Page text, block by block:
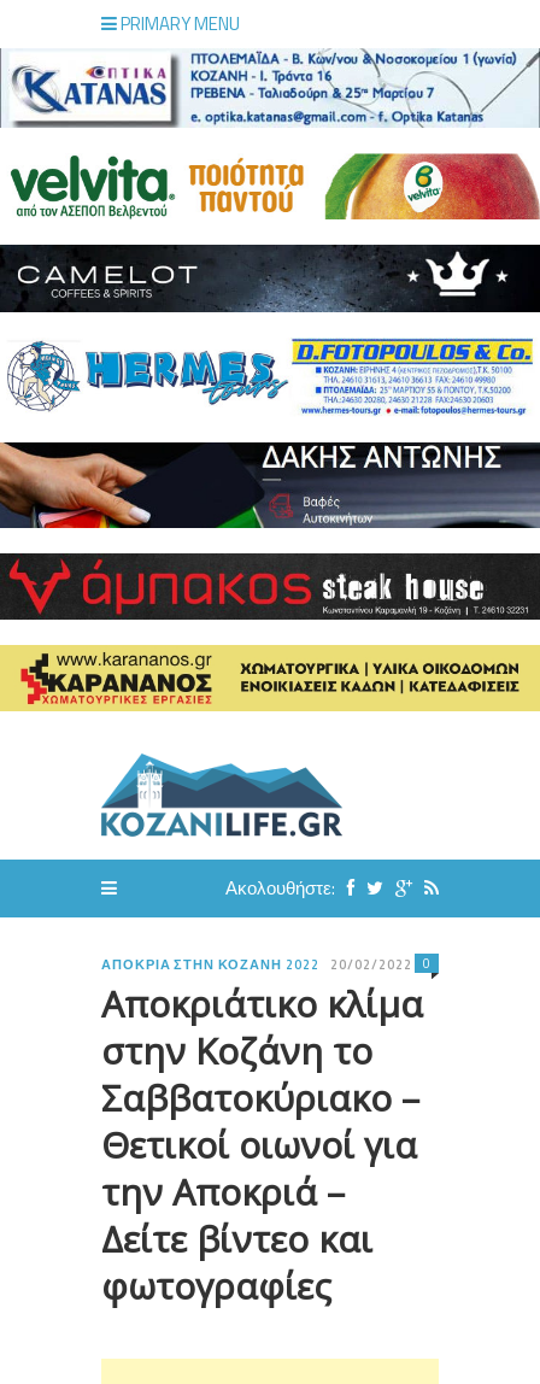
PRIMARY MENU
Ακολουθήστε:
ΑΠΟΚΡΙΆ ΣΤΗΝ ΚΟΖΆΝΗ 2022 20/02/2022
Αποκριάτικο κλίμα
στην Κοζάνη το
Σαββατοκύριακο –
Θετικοί οιωνοί για
την Αποκριά –
Δείτε βίντεο και
φωτογραφίες
0